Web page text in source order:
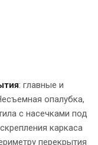
: главные и
опалубка,
с насечками под
каркаса
перекрытия